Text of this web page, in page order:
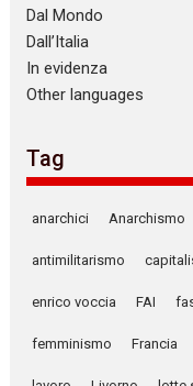
Dal Mondo
Dall’Italia
In evidenza
Other languages
Tag
anarchici Anarchismo
antimilitarismo
enrico voccia FAI
femminismo Francia